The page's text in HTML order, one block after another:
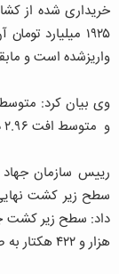
واریزشده است و
و متوسط افت ۲.۹۶ درصد بوده است.
رییس سازمان جهاد
هزار و ۴۲۲ هکتار به صورت قرارداد بوده است.